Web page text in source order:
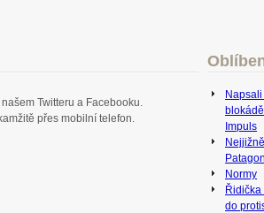
Twitteru a Facebooku.
přes mobilní telefon.
Impuls
Normy
do